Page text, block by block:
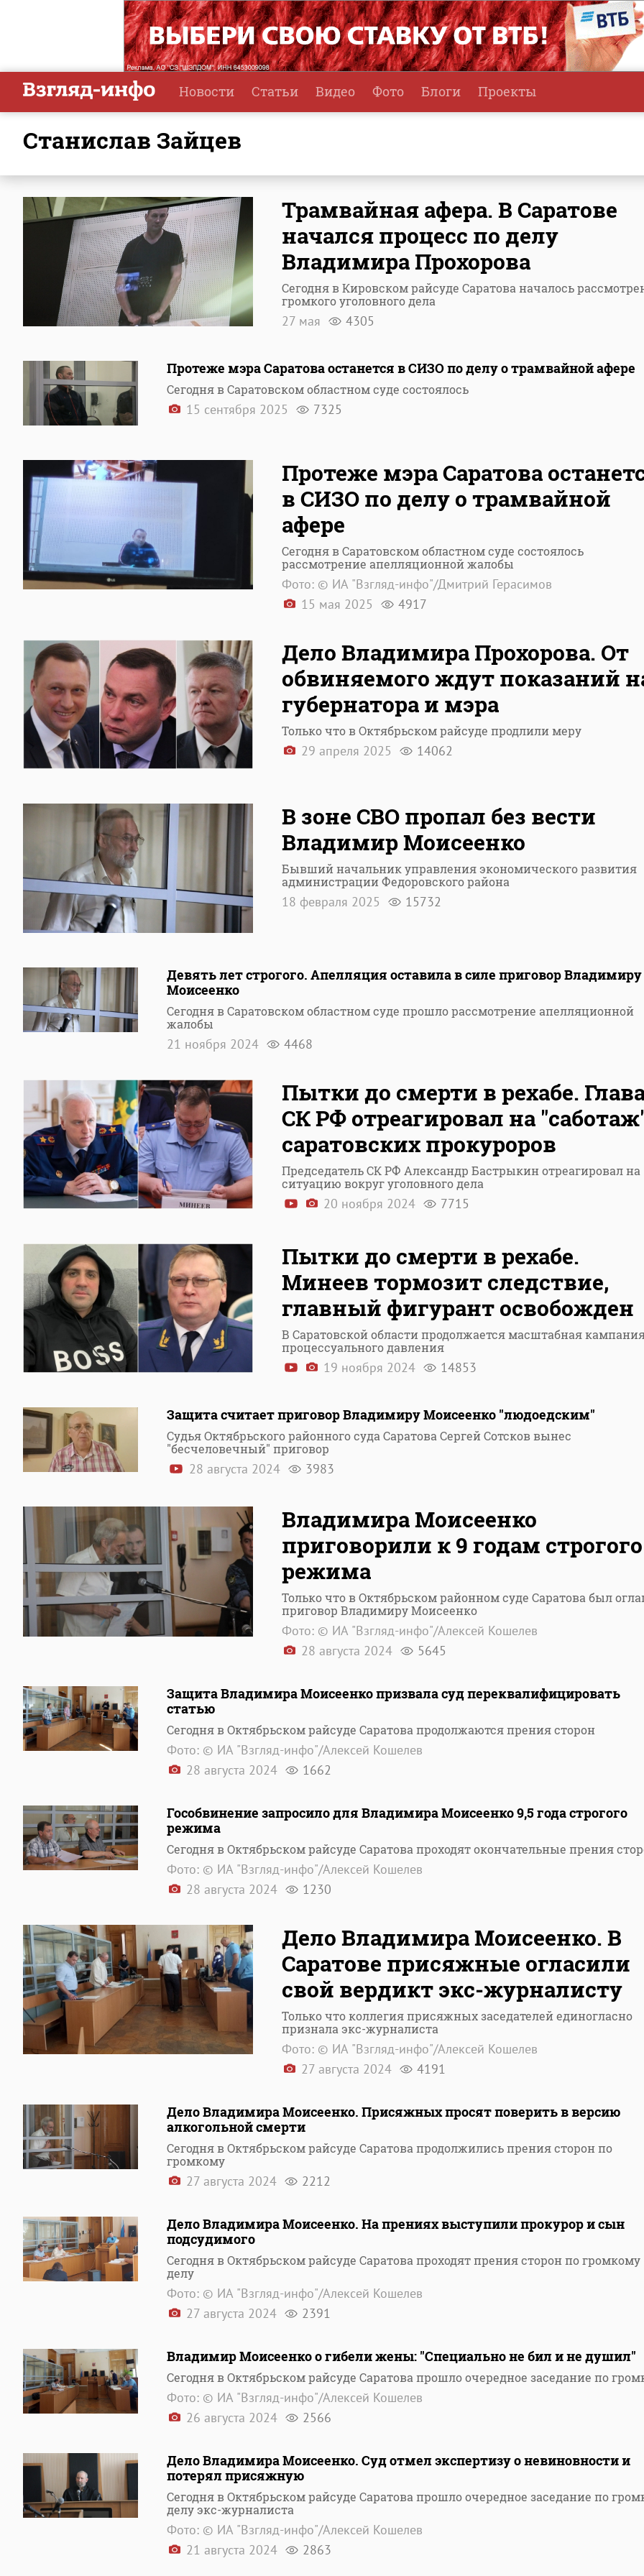
Новости Статьи Видео Фото Блоги Проекты
Станислав Зайцев
Трамвайная афера. В Саратове
начался процесс по делу
Владимира Прохорова
Сегодня в Кировском райсуде Саратова началось
громкого уголовного дела
27 мая 4305
Протеже мэра Саратова останется в СИЗО по делу о трамвайной афере
Сегодня в Саратовском областном суде состоялось
15 сентября 2025 7325
Протеже мэра Саратова
в СИЗО по делу о трамвайной
афере
Сегодня в Саратовском областном суде состоялось
рассмотрение апелляционной жалобы
Фото: © ИА "Взгляд-инфо"/Дмитрий Герасимов
15 мая 2025
4917
Дело Владимира Прохорова. От
обвиняемого ждут показаний
губернатора и мэра
Только что в Октябрьском райсуде продлили меру
29 апреля 2025 14062
В зоне СВО пропал без вести
Владимир Моисеенко
Бывший начальник управления экономического развития
администрации Федоровского района
18 февраля 2025 15732
Девять лет строгого. Апелляция оставила в силе приговор Владимиру
Моисеенко
Сегодня в Саратовском областном суде прошло рассмотрение апелляционной
жалобы
21 ноября 2024 4468
Пытки до смерти в рехабе.
СК РФ отреагировал на
саратовских прокуроров
Председатель СК РФ Александр Бастрыкин отреагировал на
ситуацию вокруг уголовного дела
20 ноября 2024 7715
Пытки до смерти в рехабе.
Минеев тормозит следствие,
главный фигурант освобожден
В Саратовской области продолжается масштабная
процессуального давления
19 ноября 2024 14853
Защита считает приговор Владимиру Моисеенко "людоедским"
Судья Октябрьского районного суда Саратова Сергей Сотсков вынес
"бесчеловечный" приговор
28 августа 2024 3983
Владимира Моисеенко
приговорили к 9 годам строгого
режима
Только что в Октябрьском районном суде Саратова был
приговор Владимиру Моисеенко
Фото: © ИА "Взгляд-инфо"/Алексей Кошелев
28 августа 2024
5645
Защита Владимира Моисеенко призвала суд переквалифицировать
статью
Сегодня в Октябрьском райсуде Саратова продолжаются прения сторон
Фото: © ИА "Взгляд-инфо"/Алексей Кошелев
28 августа 2024
1662
Гособвинение запросило для Владимира Моисеенко 9,5 года строгого
режима
Сегодня в Октябрьском райсуде Саратова проходят окончательные прения
Фото: © ИА "Взгляд-инфо"/Алексей Кошелев
28 августа 2024
1230
Дело Владимира Моисеенко. В
Саратове присяжные огласили
свой вердикт экс-журналисту
Только что коллегия присяжных заседателей единогласно
признала экс-журналиста
Фото: © ИА "Взгляд-инфо"/Алексей Кошелев
27 августа 2024
4191
Дело Владимира Моисеенко. Присяжных просят поверить в версию
алкогольной смерти
Сегодня в Октябрьском райсуде Саратова продолжились прения сторон по
громкому
27 августа 2024 2212
Дело Владимира Моисеенко. На прениях выступили прокурор и сын
подсудимого
Сегодня в Октябрьском райсуде Саратова проходят прения сторон по громкому
делу
Фото: © ИА "Взгляд-инфо"/Алексей Кошелев
27 августа 2024
2391
Владимир Моисеенко о гибели жены: "Специально не бил и не душил"
Сегодня в Октябрьском райсуде Саратова прошло очередное заседание по
Фото: © ИА "Взгляд-инфо"/Алексей Кошелев
26 августа 2024
2566
Дело Владимира Моисеенко. Суд отмел экспертизу о невиновности и
потерял присяжную
Сегодня в Октябрьском райсуде Саратова прошло очередное заседание по
делу экс-журналиста
Фото: © ИА "Взгляд-инфо"/Алексей Кошелев
21 августа 2024
2863